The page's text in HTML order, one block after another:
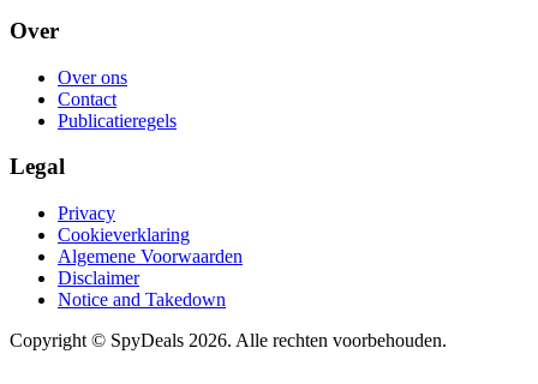
Over
Over ons
Contact
Publicatieregels
Legal
Privacy
Cookieverklaring
Algemene Voorwaarden
Disclaimer
Notice and Takedown
Copyright © SpyDeals 2026. Alle rechten voorbehouden.